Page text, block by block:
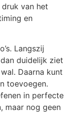
van het
en
Langszij
duidelijk ziet
Daarna kunt
toevoegen.
in perfecte
maar nog geen